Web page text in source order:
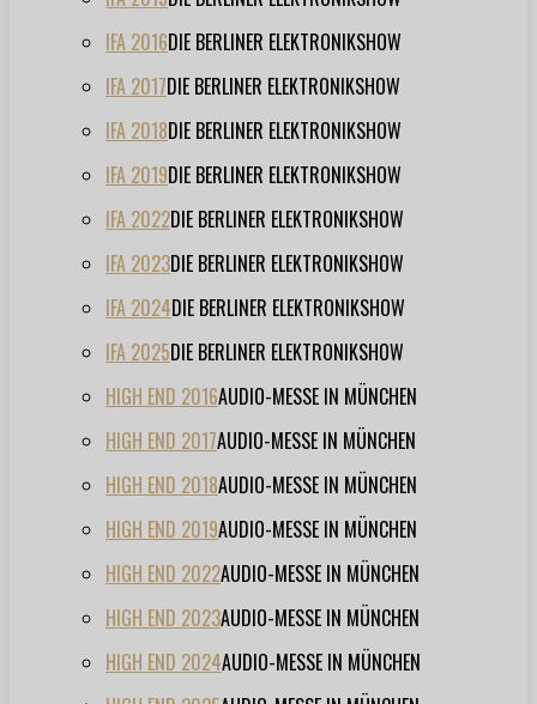
IFA 2016DIE BERLINER ELEKTRONIKSHOW
IFA 2017DIE BERLINER ELEKTRONIKSHOW
IFA 2018DIE BERLINER ELEKTRONIKSHOW
IFA 2019DIE BERLINER ELEKTRONIKSHOW
IFA 2022DIE BERLINER ELEKTRONIKSHOW
IFA 2023DIE BERLINER ELEKTRONIKSHOW
IFA 2024DIE BERLINER ELEKTRONIKSHOW
IFA 2025DIE BERLINER ELEKTRONIKSHOW
HIGH END 2016AUDIO-MESSE IN MÜNCHEN
HIGH END 2017AUDIO-MESSE IN MÜNCHEN
HIGH END 2018AUDIO-MESSE IN MÜNCHEN
HIGH END 2019AUDIO-MESSE IN MÜNCHEN
HIGH END 2022AUDIO-MESSE IN MÜNCHEN
HIGH END 2023AUDIO-MESSE IN MÜNCHEN
HIGH END 2024AUDIO-MESSE IN MÜNCHEN